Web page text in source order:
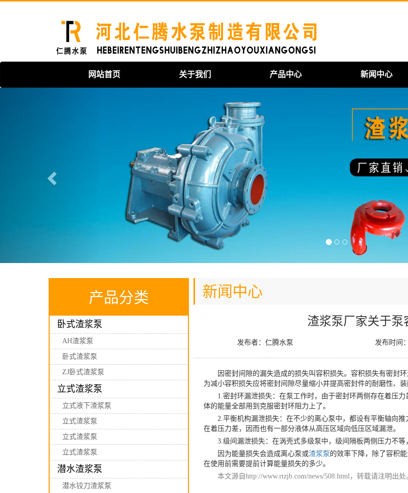
网站首页 关于我们 产品中心 新闻中心
产品分类
卧式渣浆泵
AH渣浆泵
卧式渣浆泵
ZJ卧式渣浆泵
立式渣浆泵
立式液下渣浆泵
立式渣浆泵
立式渣浆泵
立式渣浆泵
潜水渣浆泵
潜水铰刀渣浆泵
新闻中心
渣浆泵厂家关于
发布者：仁腾水泵 发布时间
因密封间隙的漏失造成的损失叫容积损失。容积损失有密封环
为减小容积损失应将密封间隙尽量缩小并提高密封件的耐磨性、装
1.密封环漏泄损失：在泵工作时，由于密封环两侧存在着压力
体的能量全部用到克服密封环阻力上了。
2.平衡机构漏泄损失：在不少的离心泵中，都设有平衡轴向推
在着压力差，因而也有一部分液体从高压区域向低压区域漏泄。
3.级间漏泄损失：在涡壳式多级泵中，级间隔板两侧压力不等
因为能量损失会造成离心泵或渣浆泵 的效率下降，除了容积
在使用前需要提前计算能量损失的多少。
本文源自 http://www.rtzjb.com/news/508.html，转载请注明出处